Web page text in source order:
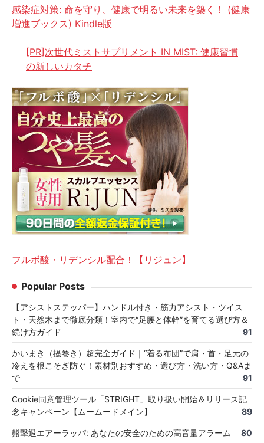
感染症対策: 命を守り、健康で明るい未来を築く！ (健康
増進ブックス) Kindle版
[PR]次世代ミストサプリメント IN MIST: 健康習慣
の新しいカタチ
フルボ酸・リデンシル配合！【リジュン】
Popular Posts
【アシストステッパー】ハンドル付き・筋力アシスト・ツイス
ト・天然木まで徹底分類！室内で“足腰と体幹”を育てる選び方＆
続け方ガイド
91
かいまき（掻巻き）超完全ガイド｜“着る布団”で肩・首・足元の
冷えを根こそぎ防ぐ！素材別おすすめ・選び方・洗い方・Q&Aま
で
91
Cookie同意管理ツール「STRIGHT」取り扱い開始＆リリース記
念キャンペーン【ムームードメイン】
89
熊撃退エアーラッパ: あなたの安全のための高音量アラーム 80